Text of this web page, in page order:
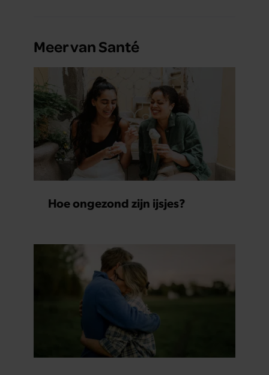
Meer van Santé
Hoe ongezond zijn ijsjes?